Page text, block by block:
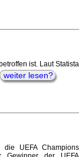
ist. Laut Statista
weiter lesen?
die UEFA Champions